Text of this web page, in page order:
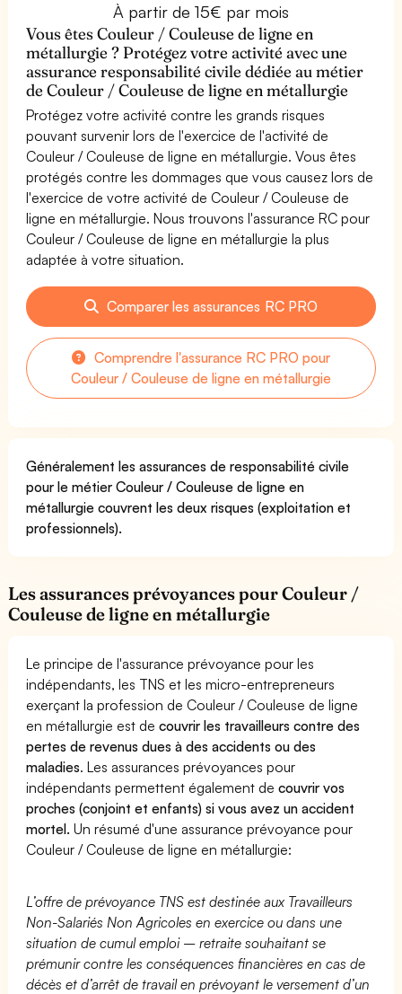
À partir de 15€ par mois
Vous êtes Couleur / Couleuse de ligne en
métallurgie ? Protégez votre activité avec une
assurance responsabilité civile dédiée au métier
de Couleur / Couleuse de ligne en métallurgie
Protégez votre activité contre les grands risques
pouvant survenir lors de l'exercice de l'activité de
Couleur / Couleuse de ligne en métallurgie. Vous êtes
protégés contre les dommages que vous causez lors de
l'exercice de votre activité de Couleur / Couleuse de
ligne en métallurgie. Nous trouvons l'assurance RC pour
Couleur / Couleuse de ligne en métallurgie la plus
adaptée à votre situation.
Comparer les assurances RC PRO
Comprendre l'assurance RC PRO pour
Couleur / Couleuse de ligne en métallurgie
Généralement les assurances de responsabilité civile
pour le métier Couleur / Couleuse de ligne en
métallurgie couvrent les deux risques (exploitation et
professionnels).
Les assurances prévoyances pour Couleur /
Couleuse de ligne en métallurgie
Le principe de l'assurance prévoyance pour les
indépendants, les TNS et les micro-entrepreneurs
exerçant la profession de Couleur / Couleuse de ligne
en métallurgie est decouvrir les travailleurs contre des
pertes de revenus dues à des accidents ou des
maladies. Les assurances prévoyances pour
indépendants permettent également decouvrir vos
proches (conjoint et enfants) si vous avez un accident
mortel. Un résumé d'une assurance prévoyance pour
Couleur / Couleuse de ligne en métallurgie:
L’offre de prévoyance TNS est destinée aux Travailleurs
Non-Salariés Non Agricoles en exercice ou dans une
situation de cumul emploi – retraite souhaitant se
prémunir contre les conséquences financières en cas de
décès et d’arrêt de travail en prévoyant le versement d’un